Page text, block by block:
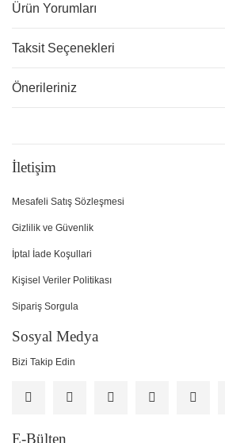
Ürün Yorumları
Taksit Seçenekleri
Önerileriniz
İletişim
Mesafeli Satış Sözleşmesi
Gizlilik ve Güvenlik
İptal İade Koşullari
Kişisel Veriler Politikası
Sipariş Sorgula
Sosyal Medya
Bizi Takip Edin
E-Bülten